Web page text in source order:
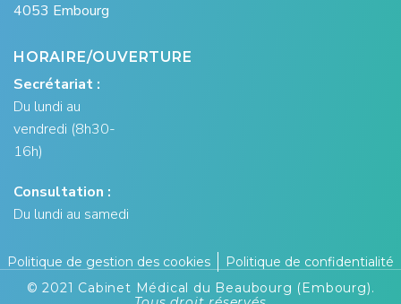
4053 Embourg
HORAIRE/OUVERTURE
Secrétariat :
Du lundi au
vendredi (8h30-
16h)
Consultation :
Du lundi au samedi
Politique de gestion des cookies
Politique de confidentialité
© 2021 Cabinet Médical du Beaubourg (Embourg).